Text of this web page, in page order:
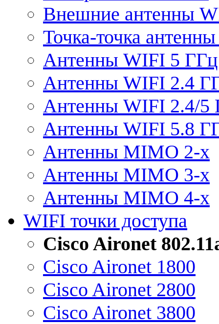
Внешние антенны
Точка-точка
Антенны WIFI 5 ГГц
Антенны WIFI 2.4
Антенны WIFI 2.4/5
Антенны WIFI 5.8
Антенны MIMO 2-x
Антенны MIMO 3-x
Антенны MIMO 4-x
WIFI точки доступа
Cisco Aironet
Cisco Aironet 1800
Cisco Aironet 2800
Cisco Aironet 3800